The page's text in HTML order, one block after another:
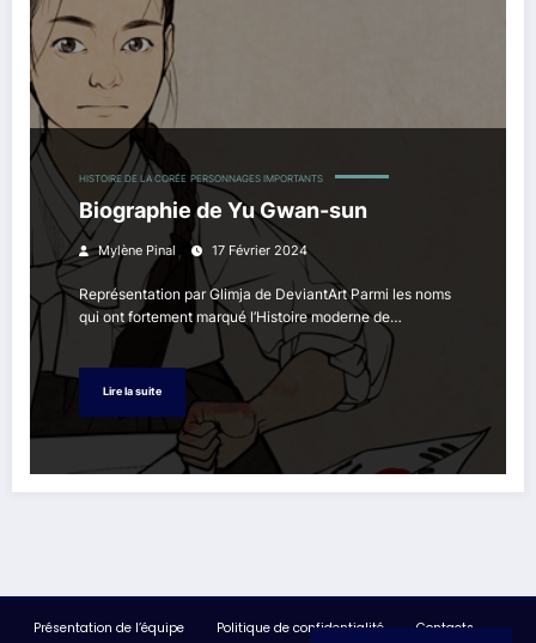
HISTOIRE DE LA CORÉE PERSONNAGES IMPORTANTS
Biographie de Yu Gwan-sun
Mylène Pinal 17 Février 2024
Représentation par Glimja de DeviantArt Parmi les noms
qui ont fortement marqué l’Histoire moderne de…
Lire la suite
Présentation de l’équipe Politique de confidentialité Contacts